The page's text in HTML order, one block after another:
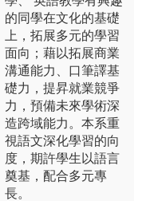
的同學在文化的基礎
上，拓展多元的學習
面向；藉以拓展商業
溝通能力、口筆譯基
礎力，提昇就業競爭
力，預備未來學術深
造跨域能力。本系重
視語文深化學習的向
度，期許學生以語言
奠基，配合多元專
長。